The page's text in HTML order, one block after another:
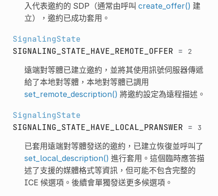
入代表邀約的 SDP（通常由呼叫 create_offer() 建
立），邀約已成功套用。
SignalingState
SIGNALING_STATE_HAVE_REMOTE_OFFER = 2
遠端對等體已建立邀約，並將其使用訊號伺服器傳遞
給了本地對等體，本地對等體已調用
set_remote_description() 將邀約設定為遠程描述。
SignalingState
SIGNALING_STATE_HAVE_LOCAL_PRANSWER = 3
已套用遠端對等體發送的邀約，已建立恢復並呼叫了
set_local_description() 進行套用。這個臨時應答描
述了支援的媒體格式等資訊，但可能不包含完整的
ICE 候選項。後續會單獨發送更多候選項。